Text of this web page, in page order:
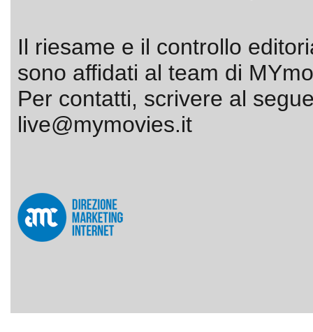
Il riesame e il controllo
sono affidati al team di
Per contatti, scrivere al
live@mymovies.it